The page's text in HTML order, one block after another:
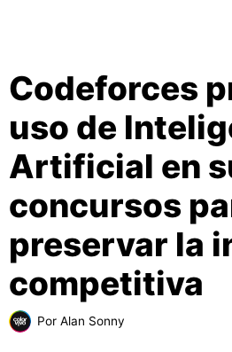
Codeforces
uso de
Artificial en
concursos
preservar la
competitiva
Por Alan Sonny